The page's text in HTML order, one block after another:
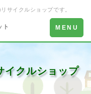
サイクルショップです。
ト
Toggle
navigation
MENU
イクルショップ